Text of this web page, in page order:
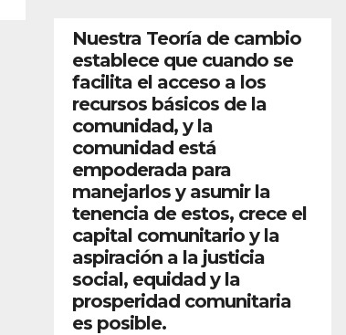
Nuestra Teoría de cambio
establece que cuando se
facilita el acceso a los
recursos básicos de la
comunidad, y la
comunidad está
empoderada para
manejarlos y asumir la
tenencia de estos, crece el
capital comunitario y la
aspiración a la justicia
social, equidad y la
prosperidad comunitaria
es posible.